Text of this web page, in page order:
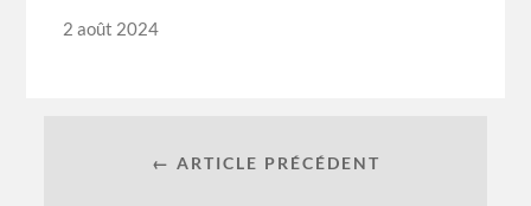
2 août 2024
← ARTICLE PRÉCÉDENT